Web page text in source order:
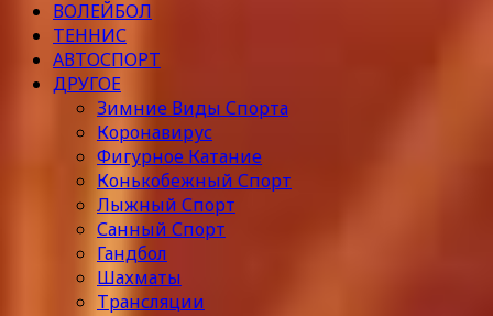
ВОЛЕЙБОЛ
ТЕННИС
АВТОСПОРТ
ДРУГОЕ
Зимние Виды Спорта
Коронавирус
Фигурное Катание
Конькобежный Спорт
Лыжный Спорт
Санный Спорт
Гандбол
Шахматы
Трансляции